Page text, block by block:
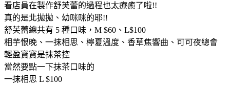
看店員在製作舒芙蕾的過程也太療癒了啦!!
真的是北拋拋、幼咪咪的耶!!
舒芙蕾總共有 5 種口味，M $60、L$100
相芋恨晚、一抹相思、檸夏溫度、香草焦響曲、可可夜總會
輕盈寶寶是抹茶控
當然要點一下抹茶口味的
一抹相思 L $100